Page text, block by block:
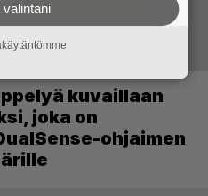
kuvaillaan
joka on
ohjaimen